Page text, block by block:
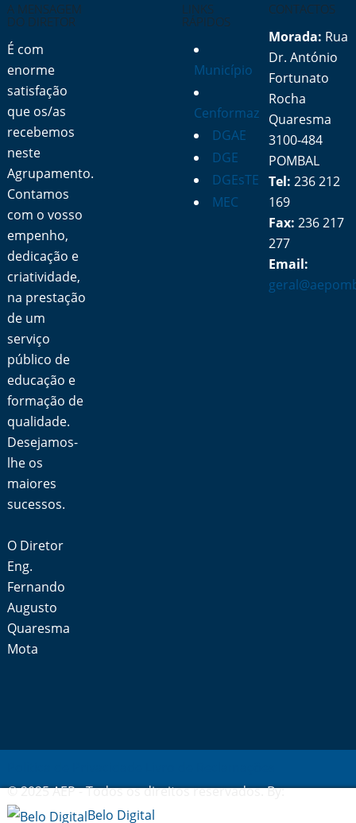
A MENSAGEM
DO DIRETOR
É com
enorme
satisfação
que os/as
recebemos
neste
Agrupamento.
Contamos
com o vosso
empenho,
dedicação e
criatividade,
na prestação
de um
serviço
público de
educação e
formação de
qualidade.
Desejamos-
lhe os
maiores
sucessos.
O Diretor
Eng.
Fernando
Augusto
Quaresma
Mota
LINKS
RÁPIDOS
Município
Cenformaz
DGAE
DGE
DGEsTE
MEC
CONTACTOS
Morada: Rua
Dr. António
Fortunato
Rocha
Quaresma
3100-484
POMBAL
Tel: 236 212
169
Fax: 236 217
277
Email:
© 2025 AEP - Todos os direitos reservados. By:
Belo Digital